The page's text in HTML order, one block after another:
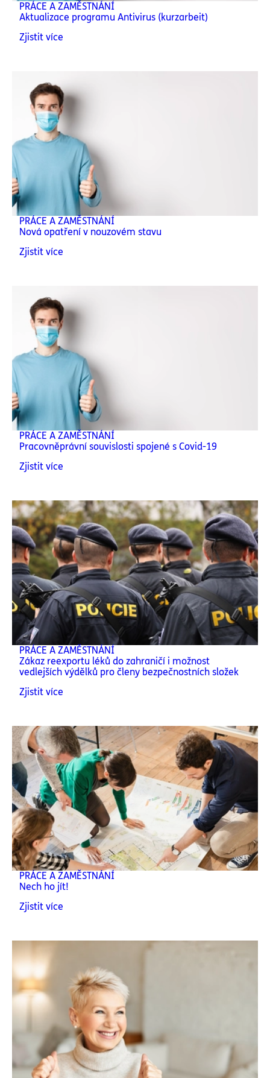
PRÁCE A ZAMĚSTNÁNÍ
Aktualizace programu Antivirus (kurzarbeit)
Zjistit více
PRÁCE A ZAMĚSTNÁNÍ
Nová opatření v nouzovém stavu
Zjistit více
PRÁCE A ZAMĚSTNÁNÍ
Pracovněprávní souvislosti spojené s Covid-19
Zjistit více
PRÁCE A ZAMĚSTNÁNÍ
Zákaz reexportu léků do zahraničí i možnost
vedlejších výdělků pro členy bezpečnostních složek
Zjistit více
PRÁCE A ZAMĚSTNÁNÍ
Nech ho jít!
Zjistit více